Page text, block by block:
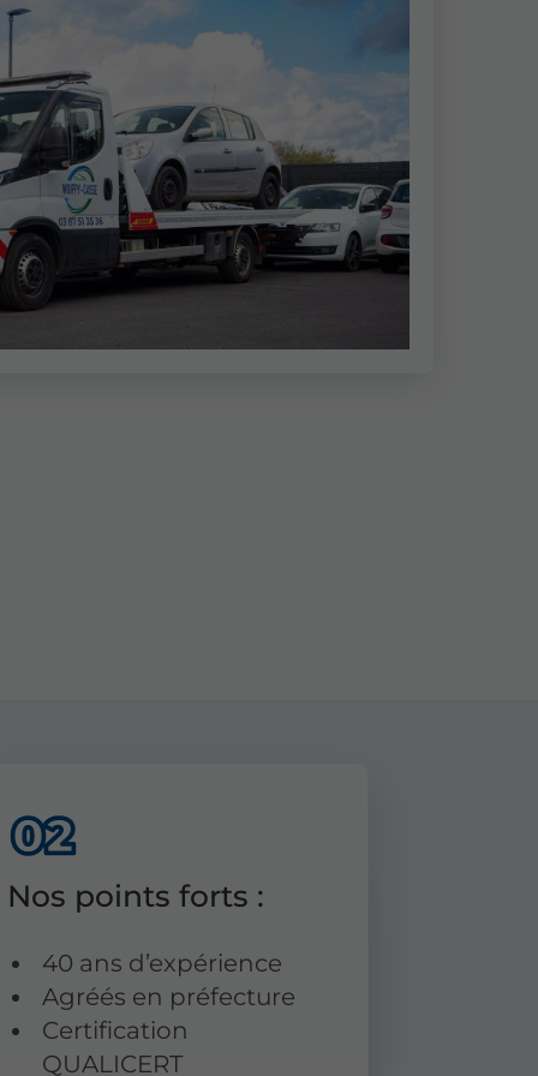
Nos points forts :
40 ans d’expérience
Agréés en préfecture
Certification
QUALICERT